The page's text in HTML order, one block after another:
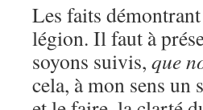
Les faits
légion. Il faut à
soyons suivis, que
cela, à mon sens un